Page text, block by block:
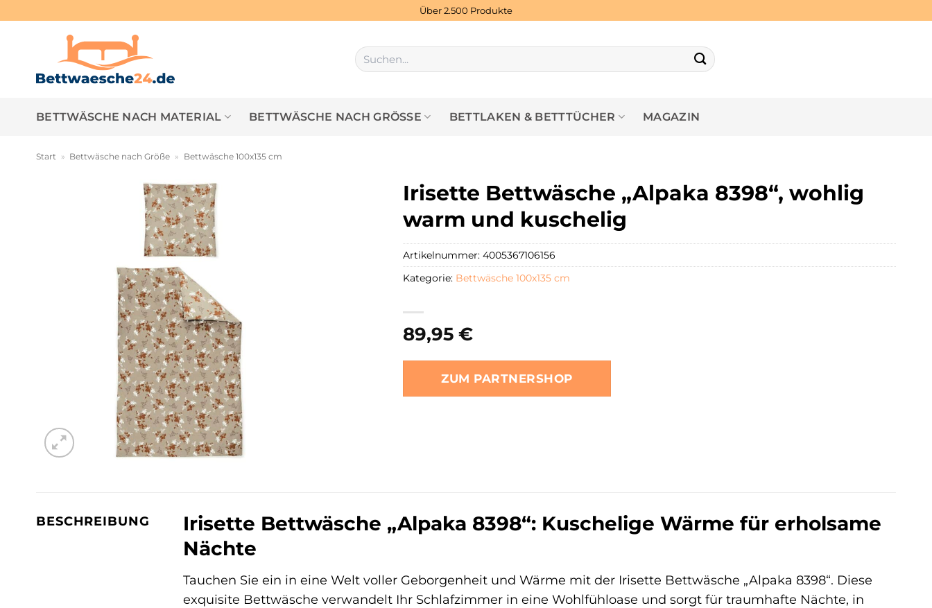
Über 2.500 Produkte
Suchen
nach:
BETTWÄSCHE NACH MATERIAL BETTWÄSCHE NACH GRÖSSE BETTLAKEN & BETTTÜCHER MAGAZIN
Start » Bettwäsche nach Größe » Bettwäsche 100x135 cm
Irisette Bettwäsche „Alpaka 8398“, wohlig
warm und kuschelig
89,95€
ZUM PARTNERSHOP
Artikelnummer:4005367106156
Kategorie: Bettwäsche 100x135 cm
BESCHREIBUNG
Irisette Bettwäsche „Alpaka 8398“: Kuschelige Wärme für erholsame
Nächte
Tauchen Sie ein in eine Welt voller Geborgenheit und Wärme mit der Irisette Bettwäsche „Alpaka 8398“. Diese
exquisite Bettwäsche verwandelt Ihr Schlafzimmer in eine Wohlfühloase und sorgt für traumhafte Nächte, in